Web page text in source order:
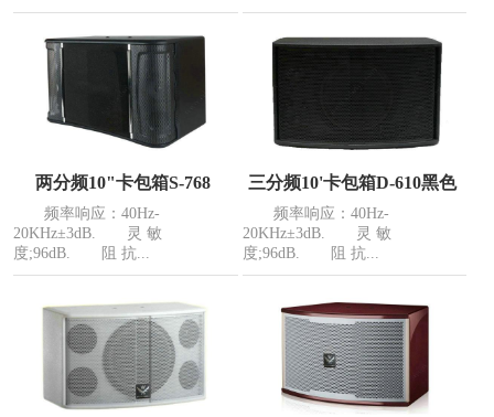
两分频10"卡包箱S-768
频率响应：40Hz-
20KHz±3dB. 灵 敏
度;96dB. 阻 抗...
三分频10'卡包箱D-610黑色
频率响应：40Hz-
20KHz±3dB. 灵 敏
度;96dB. 阻 抗...